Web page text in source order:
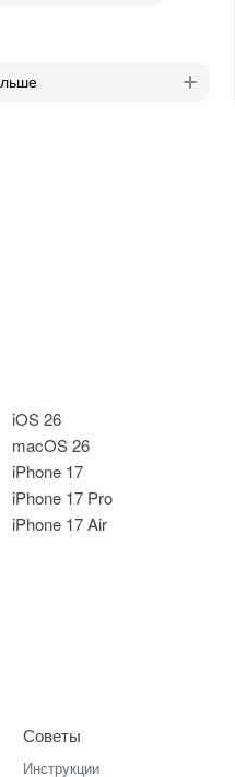
iOS 26
macOS 26
iPhone 17
iPhone 17 Pro
iPhone 17 Air
Советы
Инструкции